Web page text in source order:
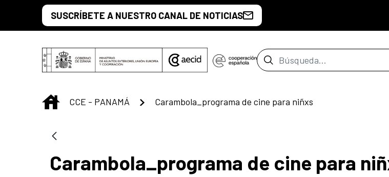
Saltar al contenido principal
SUSCRÍBETE A NUESTRO CANAL DE NOTICIAS
Barra de búsqueda
INICIO
CCE - PANAMÁ Carambola_programa de cine para niñxs
Carambola_programa de cine para